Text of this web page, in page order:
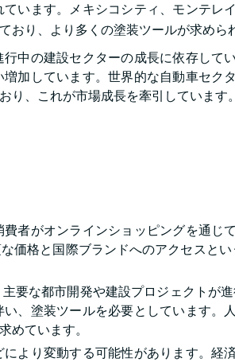
います。メキシコシティ、モンテレ
り、より多くの塗装ツールが求めら
中の建設セクターの成長に依存して
加しています。世界的な自動車セク
、これが市場成長を牽引しています。
者がオンラインショッピングを通じ
価格と国際ブランドへのアクセスと
要な都市開発や建設プロジェクトが
、塗装ツールを必要としています。
めています。
より変動する可能性があります。経